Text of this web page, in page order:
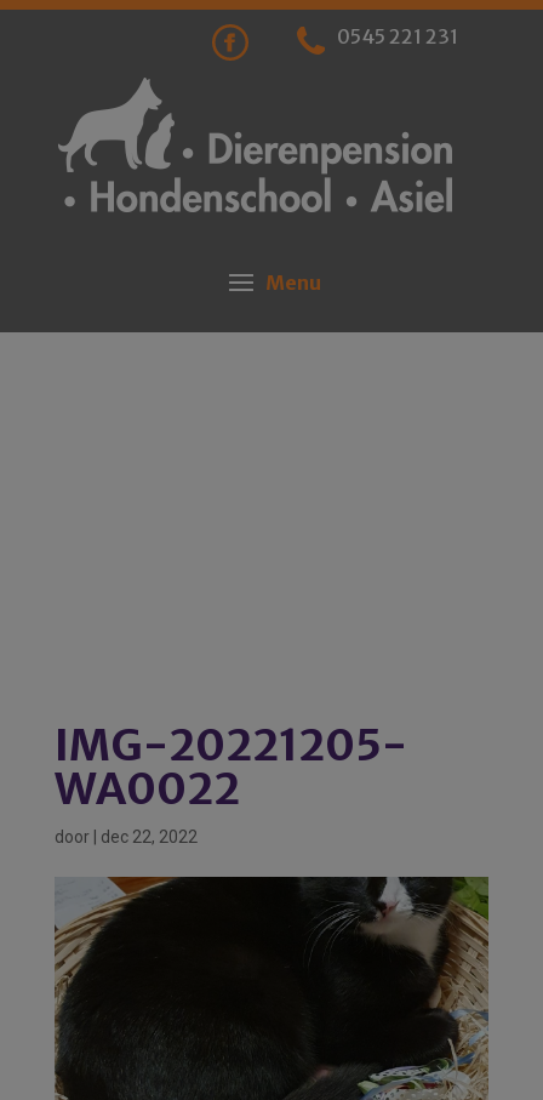
0545 221 231
IMG-20221205-
WA0022
door dec 22, 2022